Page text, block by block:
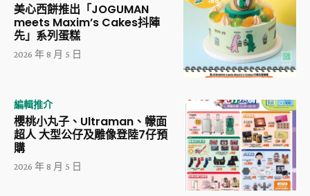
美心西餅推出「JOGUMAN
meets Maxim’s Cakes抖陣
先」系列蛋糕
2026 年 8 月 5 日
編輯推介
櫻桃小丸子、Ultraman、幪面
超人 大型公仔及雕像登陸7仔預
購
2026 年 8 月 5 日